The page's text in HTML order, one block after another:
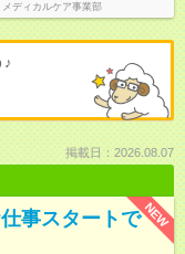
ディカルケア事業部
♪
掲載日：2026.08.07
NEW
事スタートで